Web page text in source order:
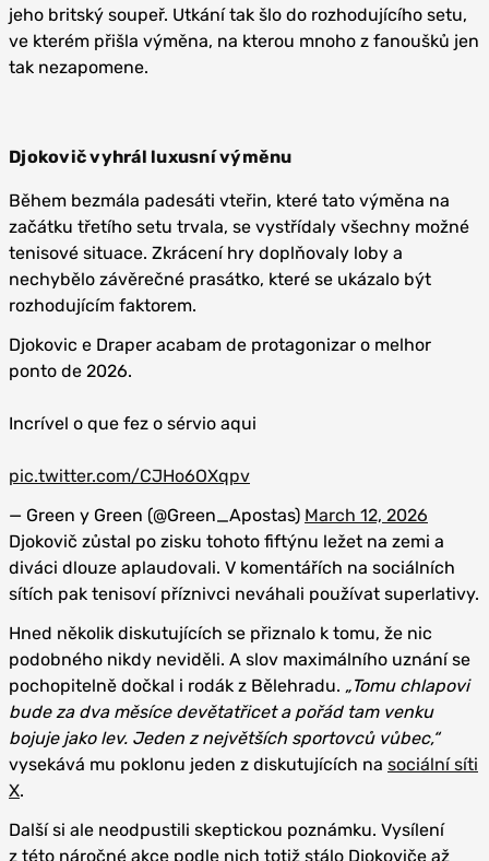
jeho britský soupeř. Utkání tak šlo do rozhodujícího setu,
ve kterém přišla výměna, na kterou mnoho z fanoušků jen
tak nezapomene.
Djokovič vyhrál luxusní výměnu
Během bezmála padesáti vteřin, které tato výměna na
začátku třetího setu trvala, se vystřídaly všechny možné
tenisové situace. Zkrácení hry doplňovaly loby a
nechybělo závěrečné prasátko, které se ukázalo být
rozhodujícím faktorem.
Djokovic e Draper acabam de protagonizar o melhor
ponto de 2026.
Incrível o que fez o sérvio aqui
pic.twitter.com/CJHo6OXqpv
— Green y Green (@Green_Apostas) March 12, 2026
Djokovič zůstal po zisku tohoto fiftýnu ležet na zemi a
diváci dlouze aplaudovali. V komentářích na sociálních
sítích pak tenisoví příznivci neváhali používat superlativy.
Hned několik diskutujících se přiznalo k tomu, že nic
podobného nikdy neviděli. A slov maximálního uznání se
pochopitelně dočkal i rodák z Bělehradu. „Tomu chlapovi
bude za dva měsíce devětatřicet a pořád tam venku
bojuje jako lev. Jeden z největších sportovců vůbec,“
vysekává mu poklonu jeden z diskutujících na sociální síti
X.
Další si ale neodpustili skeptickou poznámku. Vysílení
z této náročné akce podle nich totiž stálo Djokoviče až